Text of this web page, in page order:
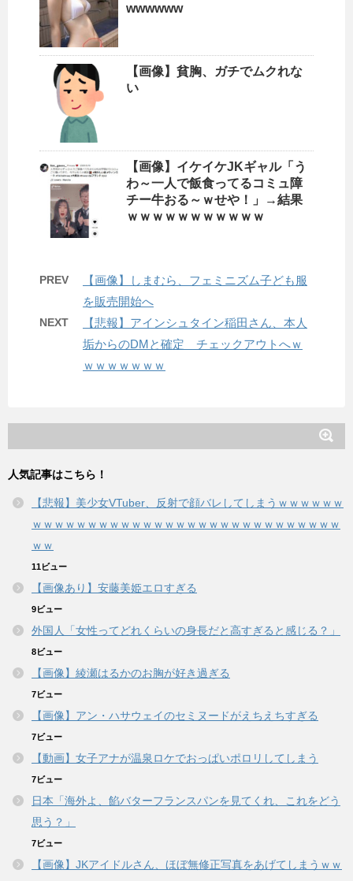
wwwwww
【画像】貧胸、ガチでムクれな
い
【画像】イケイケJKギャル「う
わ～一人で飯食ってるコミュ障
チー牛おる～ｗせや！」→結果
ｗｗｗｗｗｗｗｗｗｗｗ
PREV
【画像】しまむら、フェミニズム子ども服
を販売開始へ
NEXT
【悲報】アインシュタイン稲田さん、本人
垢からのDМと確定 チェックアウトへｗ
ｗｗｗｗｗｗｗ
人気記事はこちら！
【悲報】美少女VTuber、反射で顔バレしてしまうｗｗｗｗｗｗ
ｗｗｗｗｗｗｗｗｗｗｗｗｗｗｗｗｗｗｗｗｗｗｗｗｗｗｗｗ
ｗｗ
11ビュー
【画像あり】安藤美姫エロすぎる
9ビュー
外国人「女性ってどれくらいの身長だと高すぎると感じる？」
8ビュー
【画像】綾瀬はるかのお胸が好き過ぎる
7ビュー
【画像】アン・ハサウェイのセミヌードがえちえちすぎる
7ビュー
【動画】女子アナが温泉ロケでおっぱいポロリしてしまう
7ビュー
日本「海外よ、餡バターフランスパンを見てくれ、これをどう
思う？」
7ビュー
【画像】JKアイドルさん、ほぼ無修正写真をあげてしまうｗｗ